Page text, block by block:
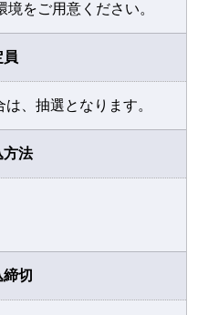
をご用意ください。
員
、抽選となります。
方法
締切